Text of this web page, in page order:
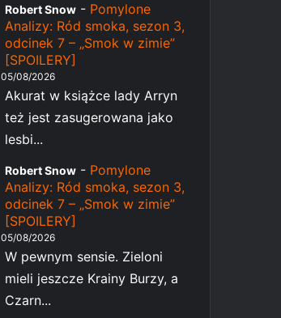
Robert Snow - Pomylone
Analizy: Ród smoka, sezon 3,
odcinek 7 – „Smok w zimie”
[SPOILERY]
05/08/2026
Akurat w książce lady Arryn
też jest zasugerowana jako
lesbi...
Robert Snow - Pomylone
Analizy: Ród smoka, sezon 3,
odcinek 7 – „Smok w zimie”
[SPOILERY]
05/08/2026
W pewnym sensie. Zieloni
mieli jeszcze Krainy Burzy, a
Czarn...